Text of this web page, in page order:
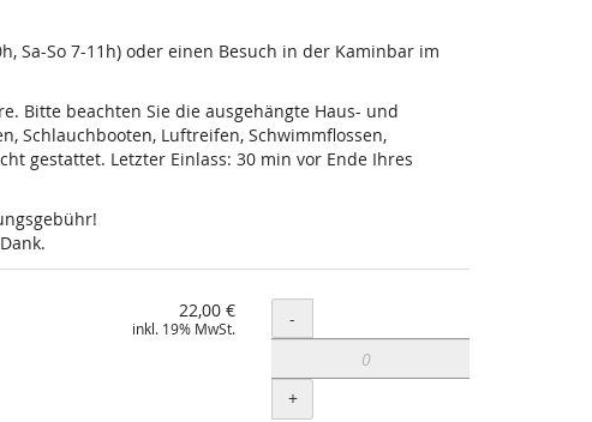
Sa-So 7-11h) oder einen Besuch in der Kaminbar im
Bitte beachten Sie die ausgehängte Haus- und
Schlauchbooten, Luftreifen, Schwimmflossen,
gestattet. Letzter Einlass: 30 min vor Ende Ihres
22,00 €
inkl. 19% MwSt. Menge
-
+